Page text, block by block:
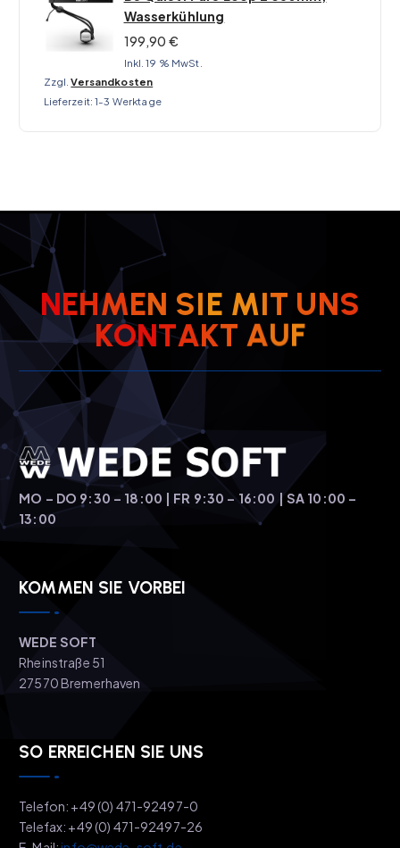
Wasserkühlung
199,90 €
Inkl. 19 % MwSt.
Zzgl.Versandkosten
Lieferzeit:1-3 Werktage
NEHMEN SIE MIT UNS
KONTAKT AUF
MO – DO 9:30 – 18:00 | FR 9:30 – 16:00 | SA 10:00 –
13:00
KOMMEN SIE VORBEI
WEDE SOFT
Rheinstraße 51
27570 Bremerhaven
SO ERREICHEN SIE UNS
Telefon: +49 (0) 471-92497-0
Telefax: +49 (0) 471-92497-26